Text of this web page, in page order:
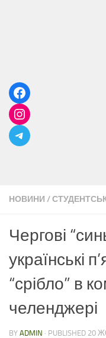
НОВИНИ /
Чергові
українські
“срібло” в
челенджері
BY ADMIN · PUBLISHED 20